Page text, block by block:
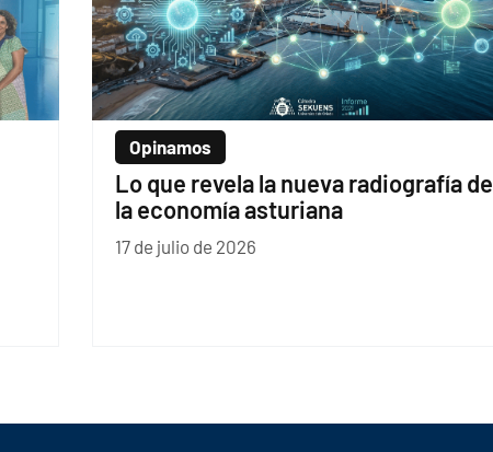
Opinamos
Lo que revela la nueva radiografía de
la economía asturiana
17 de julio de 2026